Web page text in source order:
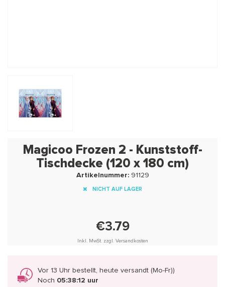
Magicoo Frozen 2 - Kunststoff-
Tischdecke (120 x 180 cm)
Artikelnummer:91129
NICHT AUF LAGER
€3.79
Inkl. MwSt. zzgl. Versandkosten
Vor 13 Uhr bestellt, heute versandt (Mo-Fr))
Noch 05:38:11 uur